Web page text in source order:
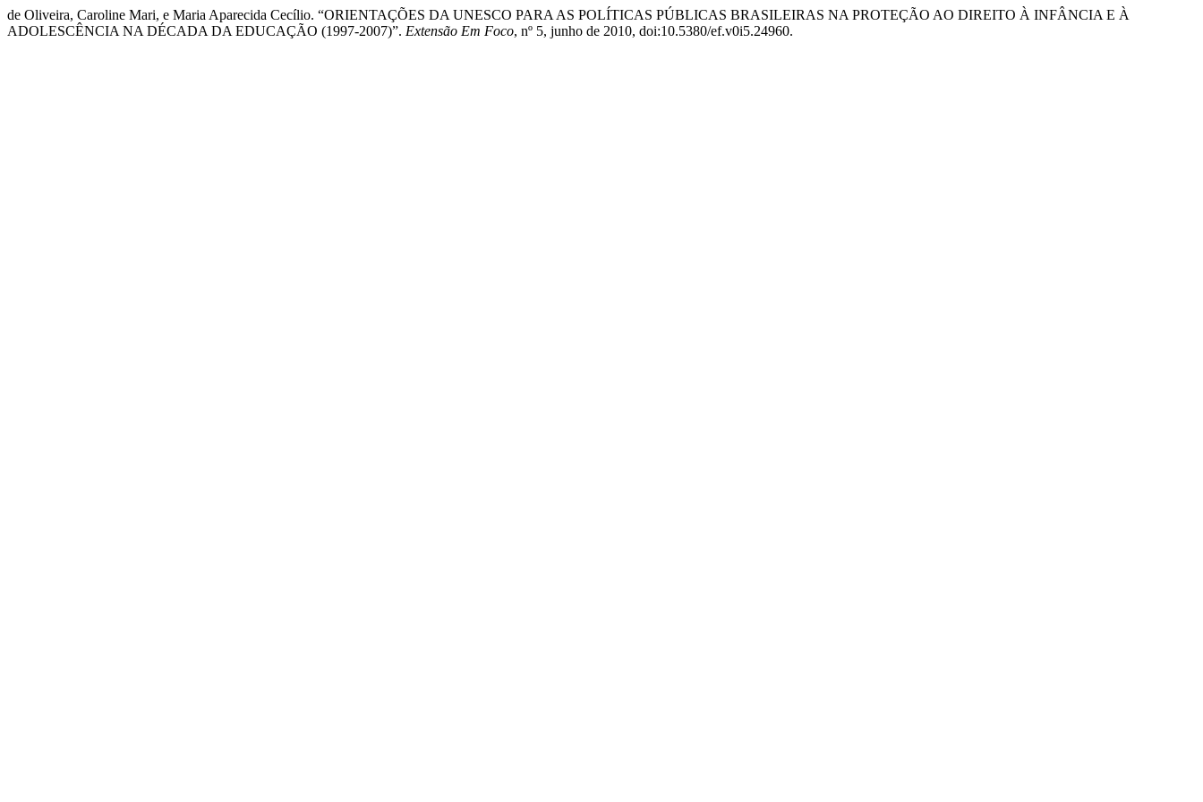
de Oliveira, Caroline Mari, e Maria Aparecida Cecílio. “ORIENTAÇÕES DA UNESCO PARA AS POLÍTICAS PÚBLICAS BRASILEIRAS NA PROTEÇÃO AO DIREITO À INFÂNCIA E À
ADOLESCÊNCIA NA DÉCADA DA EDUCAÇÃO (1997-2007)”. Extensão Em Foco, nº 5, junho de 2010, doi:10.5380/ef.v0i5.24960.